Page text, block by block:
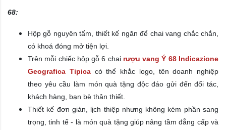
68:
Hộp gỗ nguyên tấm, thiết kế ngăn để chai vang chắc chắn,
có khoá đóng mở tiện lợi.
Trên mỗi chiếc hộp gỗ 6 chai rượu vang Ý 68 Indicazione
Geografica Tipicacó thể khắc logo, tên doanh nghiệp
theo yêu cầu làm món quà tặng độc đáo gửi đến đối tác,
khách hàng, bạn bè thân thiết.
Thiết kế đơn giản, lịch thiệp nhưng không kém phần sang
trọng, tinh tế - là món quà tặng giúp nâng tầm đẳng cấp và